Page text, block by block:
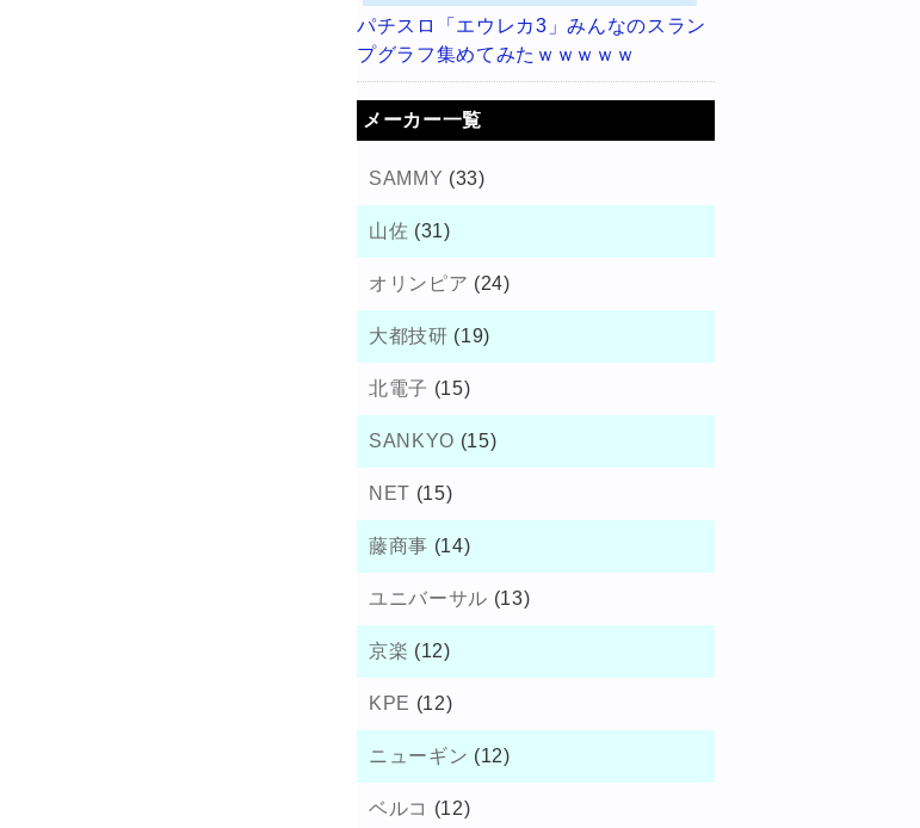
パチスロ「エウレカ3」みんなのスラン
プグラフ集めてみたｗｗｗｗｗ
メーカー一覧
SAMMY (33)
山佐 (31)
オリンピア (24)
大都技研 (19)
北電子 (15)
SANKYO (15)
NET (15)
藤商事 (14)
ユニバーサル (13)
京楽 (12)
KPE (12)
ニューギン (12)
ベルコ (12)